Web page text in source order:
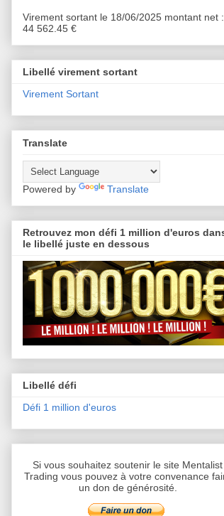
Virement sortant le 18/06/2025 montant net :
44 562.45 €
Libellé virement sortant
Virement Sortant
Translate
Powered by Translate
Retrouvez mon défi 1 million d'euros
le libellé juste en dessous
Libellé défi
Défi 1 million d'euros
Si vous souhaitez soutenir le site Mentalist
Trading vous pouvez à votre convenance
un don de générosité.